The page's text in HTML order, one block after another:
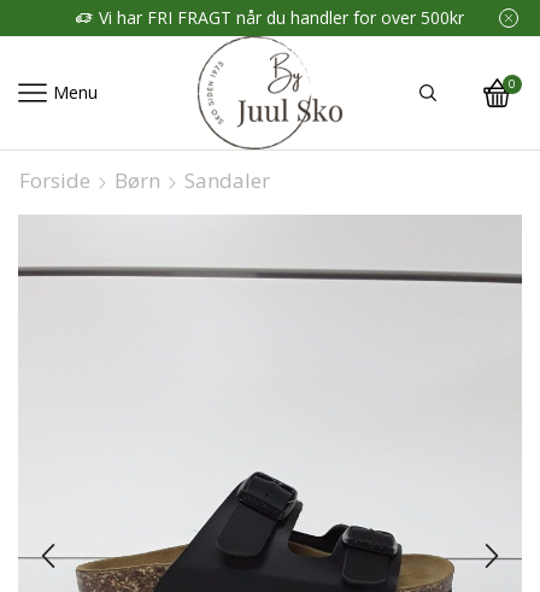
Vi har FRI FRAGT når du handler for over 500kr
Menu 0
Forside Børn Sandaler